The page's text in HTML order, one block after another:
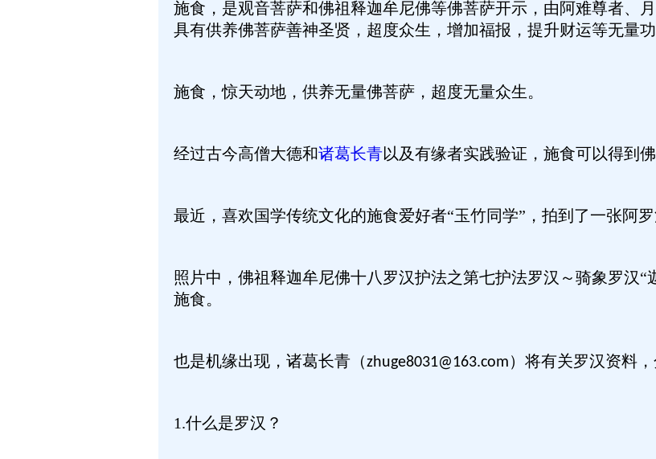
施食，是观音菩萨和佛祖释迦牟尼佛等佛菩萨开示，由阿难尊者、
具有供养佛菩萨善神圣贤，超度众生，增加福报，提升财运等无量功
施食，惊天动地，供养无量佛菩萨，超度无量众生。
经过古今高僧大德和诸葛长青以及有缘者实践验证，施食可以得到
最近，喜欢国学传统文化的施食爱好者“玉竹同学”，拍到了一张阿罗
照片中，佛祖释迦牟尼佛十八罗汉护法之第七护法罗汉～骑象罗汉“
施食。
也是机缘出现，诸葛长青（zhuge8031@163.com） 将有关罗汉资料，
1.什么是罗汉？